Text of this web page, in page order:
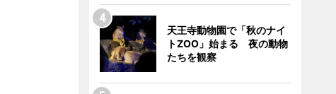
天王寺動物園で「秋のナイ
トZOO」始まる 夜の動物
たちを観察